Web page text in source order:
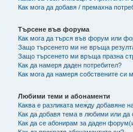
Как мога да добавя / премахна
Търсене във форума
Как мога да търся във форум или
Защо търсенето ми не връща
Защо търсенето ми връща празна
Как да намеря даден потребител?
Как мога да намеря собствените си
Любими теми и абонаменти
Каква е разликата между добавяне
Как да добавя тема в любими или
Как да се абонирам за даден